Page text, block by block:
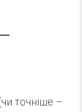
точніше –